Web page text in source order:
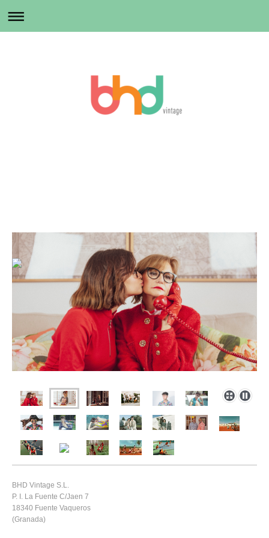
BHD Vintage S.L.
P. I. La Fuente C/Jaen 7
18340 Fuente Vaqueros
(Granada)